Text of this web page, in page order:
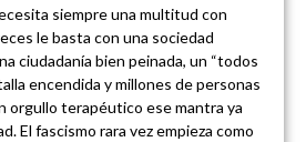
siempre una multitud con
le basta con una sociedad
ciudadanía bien peinada, un “todos
encendida y millones de personas
orgullo terapéutico ese mantra ya
El fascismo rara vez empieza como